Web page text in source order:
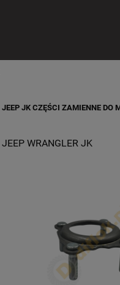
JEEP JK CZĘŚCI ZAMIENNE DO
JEEP WRANGLER JK